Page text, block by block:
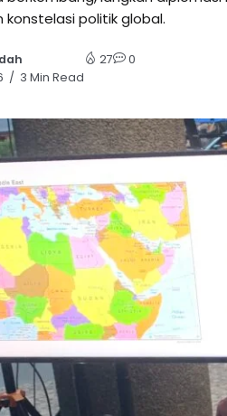
politik global.
3 Min Read
27 0